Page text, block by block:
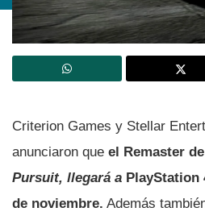
Criterion Games y Stellar
anunciaron que el Remaster de
Pursuit, llegará a PlayStation
de noviembre. Además